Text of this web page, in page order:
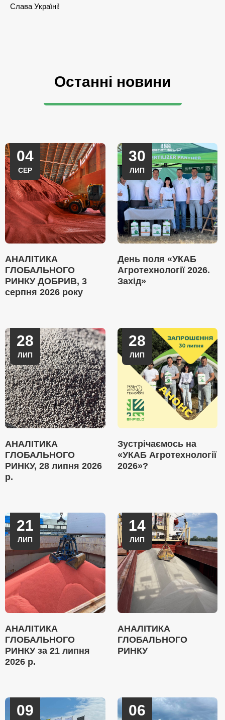
Слава Україні!
Останні новини
04
СЕР
АНАЛІТИКА
ГЛОБАЛЬНОГО
РИНКУ ДОБРИВ, 3
серпня 2026 року
30
ЛИП
День поля «УКАБ
Агротехнології 2026.
Захід»
28
ЛИП
АНАЛІТИКА
ГЛОБАЛЬНОГО
РИНКУ, 28 липня 2026
р.
28
ЛИП
Зустрічаємось на
«УКАБ Агротехнології
2026»?
21
ЛИП
АНАЛІТИКА
ГЛОБАЛЬНОГО
РИНКУ за 21 липня
2026 р.
14
ЛИП
АНАЛІТИКА
ГЛОБАЛЬНОГО
РИНКУ
09 06